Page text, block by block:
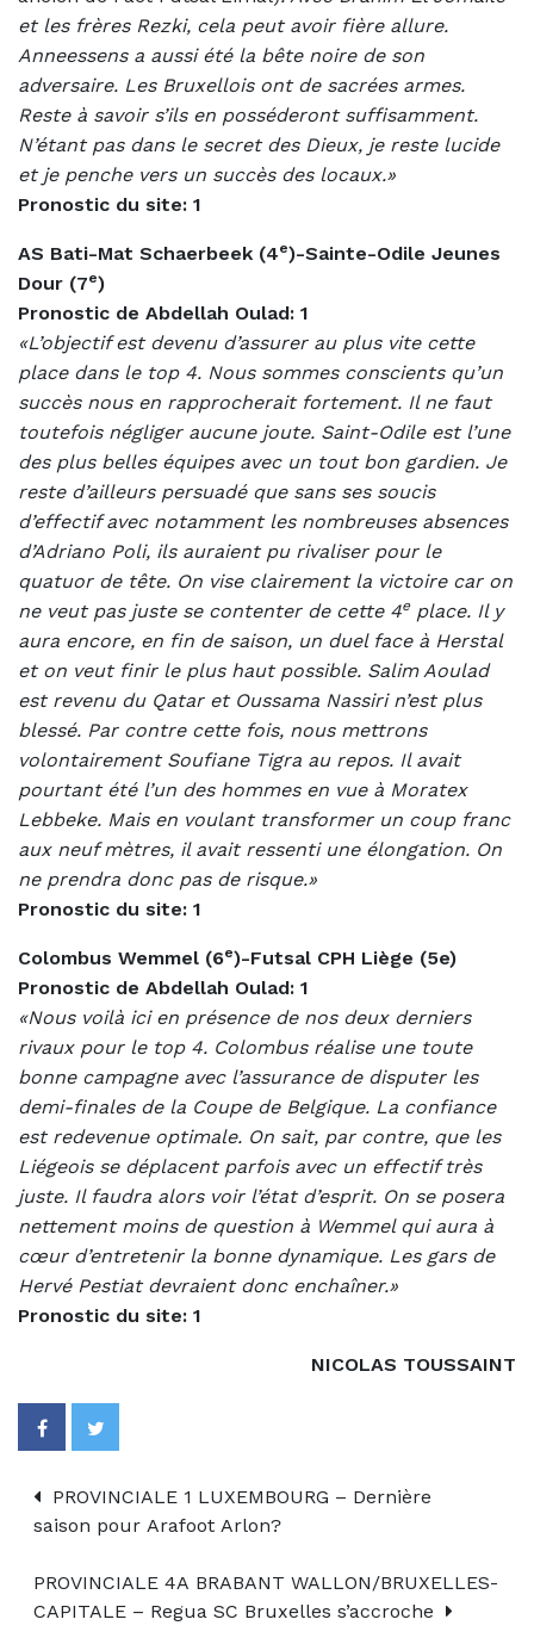
et les frères Rezki, cela peut avoir fière allure.
Anneessens a aussi été la bête noire de son
adversaire. Les Bruxellois ont de sacrées armes.
Reste à savoir s’ils en posséderont suffisamment.
N’étant pas dans le secret des Dieux, je reste lucide
et je penche vers un succès des locaux.»
Pronostic du site: 1
AS Bati-Mat Schaerbeek (4e)-Sainte-Odile Jeunes
Dour (7e)
Pronostic de Abdellah Oulad: 1
«L’objectif est devenu d’assurer au plus vite cette
place dans le top 4. Nous sommes conscients qu’un
succès nous en rapprocherait fortement. Il ne faut
toutefois négliger aucune joute. Saint-Odile est l’une
des plus belles équipes avec un tout bon gardien. Je
reste d’ailleurs persuadé que sans ses soucis
d’effectif avec notamment les nombreuses absences
d’Adriano Poli, ils auraient pu rivaliser pour le
quatuor de tête. On vise clairement la victoire car on
ne veut pas juste se contenter de cette 4eplace. Il y
aura encore, en fin de saison, un duel face à Herstal
et on veut finir le plus haut possible. Salim Aoulad
est revenu du Qatar et Oussama Nassiri n’est plus
blessé. Par contre cette fois, nous mettrons
volontairement Soufiane Tigra au repos. Il avait
pourtant été l’un des hommes en vue à Moratex
Lebbeke. Mais en voulant transformer un coup franc
aux neuf mètres, il avait ressenti une élongation. On
ne prendra donc pas de risque.»
Pronostic du site: 1
Colombus Wemmel (6e)-Futsal CPH Liège (5e)
Pronostic de Abdellah Oulad: 1
«Nous voilà ici en présence de nos deux derniers
rivaux pour le top 4. Colombus réalise une toute
bonne campagne avec l’assurance de disputer les
demi-finales de la Coupe de Belgique. La confiance
est redevenue optimale. On sait, par contre, que les
Liégeois se déplacent parfois avec un effectif très
juste. Il faudra alors voir l’état d’esprit. On se posera
nettement moins de question à Wemmel qui aura à
cœur d’entretenir la bonne dynamique. Les gars de
Hervé Pestiat devraient donc enchaîner.»
Pronostic du site: 1
NICOLAS TOUSSAINT
PROVINCIALE 1 LUXEMBOURG – Dernière
saison pour Arafoot Arlon?
PROVINCIALE 4A BRABANT WALLON/BRUXELLES-
CAPITALE – Regua SC Bruxelles s’accroche